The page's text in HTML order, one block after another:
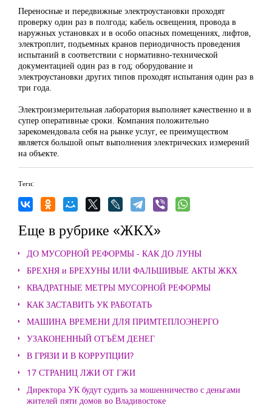
Переносные и передвижные электроустановки проходят
проверку один раз в полгода; кабель освещения, провода в
наружных установках и в особо опасных помещениях, лифтов,
электроплит, подъемных кранов периодичность проведения
испытаний в соответствии с нормативно-технической
документацией один раз в год; оборудование и
электроустановки других типов проходят испытания один раз в
три года.
Электроизмерительная лаборатория выполняет качественно и в
супер оперативные сроки. Компания положительно
зарекомендовала себя на рынке услуг, ее преимуществом
является большой опыт выполнения электрических измерений
на объекте.
Теги:
Еще в рубрике «ЖКХ»
ДО МУСОРНОЙ РЕФОРМЫ - КАК ДО ЛУНЫ
БРЕХНЯ и БРЕХУНЫ ИЛИ ФАЛЬШИВЫЕ АКТЫ ЖКХ
КВАДРАТНЫЕ МЕТРЫ МУСОРНОЙ РЕФОРМЫ
КАК ЗАСТАВИТЬ УК РАБОТАТЬ
МАШИНА ВРЕМЕНИ ДЛЯ ПРИМТЕПЛОЭНЕРГО
УЗАКОНЕННЫЙ ОТЪЁМ ДЕНЕГ
В ГРЯЗИ И В КОРРУПЦИИ?
17 СТРАНИЦ ЛЖИ ОТ ГЖИ
Директора УК будут судить за мошенничество с деньгами
жителей пяти домов во Владивостоке